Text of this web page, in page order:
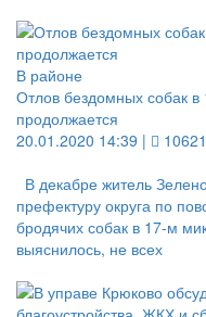
В районе
Отлов бездомных собак
продолжается
20.01.2020 14:39 |
10621
В декабре житель
префектуру округа по
бродячих собак в 17-м
выяснилось, не всех